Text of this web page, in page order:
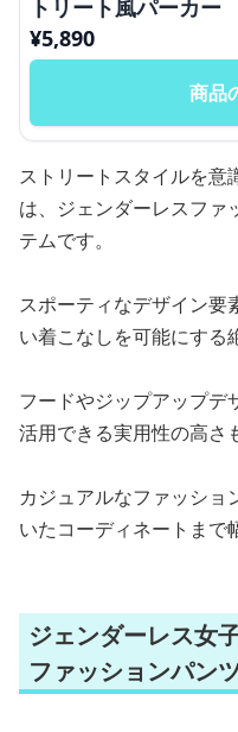
トリート風パーカー
¥5,890
商品
ストリートスタイルを意
は、ジェンダーレスファ
テムです。
スポーティなデザイン要
い着こなしを可能にする
フードやジップアップデ
活用できる実用性の高さ
カジュアルなファッショ
いたコーディネートまで
ジェンダーレス女
ファッションパン